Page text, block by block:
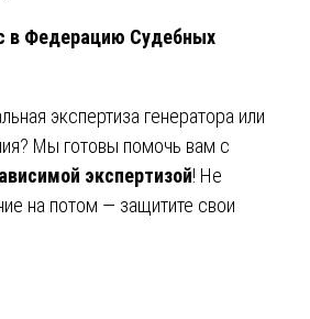
в Федерацию Судебных
экспертиза генератора или
Мы готовы помочь вам с
экспертизой! Не
на потом — защитите свои